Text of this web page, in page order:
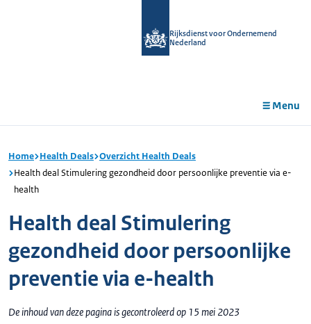
Rijksdienst voor Ondernemend
Nederland
Menu
Home Health Deals Overzicht Health Deals
Health deal Stimulering gezondheid door persoonlijke preventie via e-
health
Health deal Stimulering
gezondheid door persoonlijke
preventie via e-health
De inhoud van deze pagina is gecontroleerd op 15 mei 2023